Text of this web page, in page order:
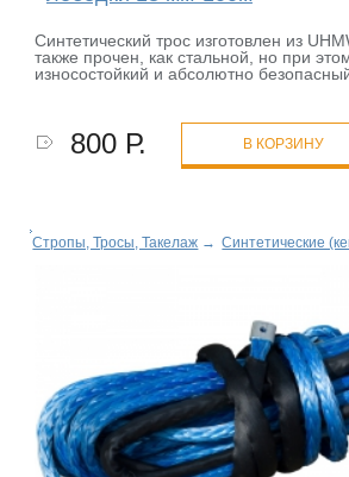
Синтетический трос изготовлен из
также прочен, как стальной, но при
износостойкий и абсолютно
800 Р. В КОРЗИНУ
Стропы, Тросы, Такелаж → Синтетические